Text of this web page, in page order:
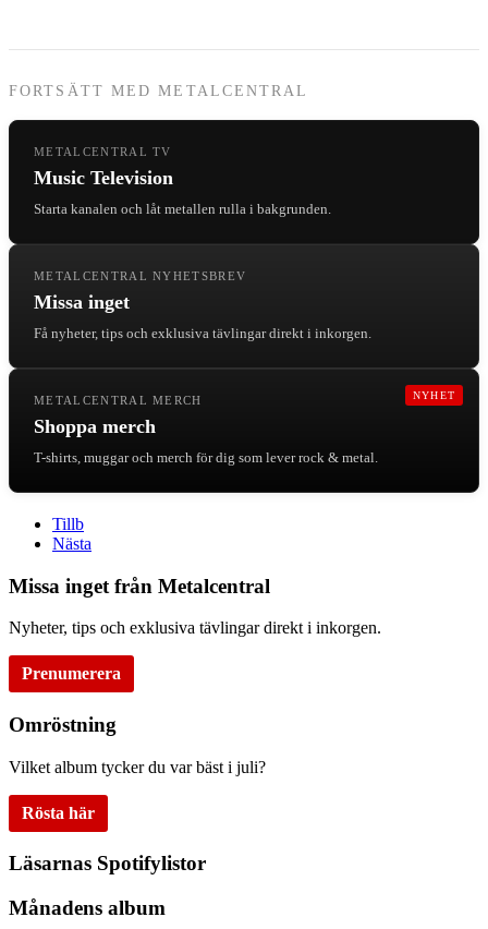
FORTSÄTT MED METALCENTRAL
METALCENTRAL TV
Music Television
Starta kanalen och låt metallen rulla i bakgrunden.
METALCENTRAL NYHETSBREV
Missa inget
Få nyheter, tips och exklusiva tävlingar direkt i inkorgen.
NYHET
METALCENTRAL MERCH
Shoppa merch
T-shirts, muggar och merch för dig som lever rock & metal.
Tillb
Nästa
Missa inget från Metalcentral
Nyheter, tips och exklusiva tävlingar direkt i inkorgen.
Prenumerera
Omröstning
Vilket album tycker du var bäst i juli?
Rösta här
Läsarnas Spotifylistor
Månadens album